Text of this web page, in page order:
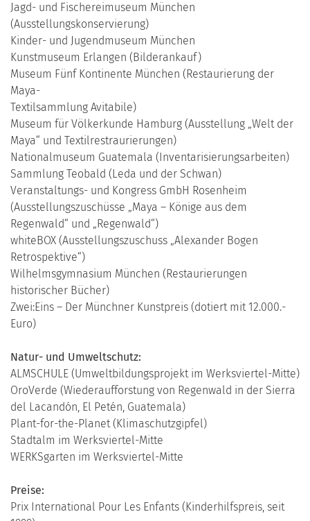
Jagd- und Fischereimuseum München
(Ausstellungskonservierung)
Kinder- und Jugendmuseum München
Kunstmuseum Erlangen (Bilderankauf)
Museum Fünf Kontinente München (Restaurierung der
Maya-
Textilsammlung Avitabile)
Museum für Völkerkunde Hamburg (Ausstellung „Welt der
Maya“ und Textilrestraurierungen)
Nationalmuseum Guatemala (Inventarisierungsarbeiten)
Sammlung Teobald (Leda und der Schwan)
Veranstaltungs- und Kongress GmbH Rosenheim
(Ausstellungszuschüsse „Maya – Könige aus dem
Regenwald“ und „Regenwald“)
whiteBOX (Ausstellungszuschuss „Alexander Bogen
Retrospektive“)
Wilhelmsgymnasium München (Restaurierungen
historischer Bücher)
Zwei:Eins – Der Münchner Kunstpreis (dotiert mit 12.000.-
Euro)
Natur- und Umweltschutz:
ALMSCHULE (Umweltbildungsprojekt im Werksviertel-Mitte)
OroVerde (Wiederaufforstung von Regenwald in der Sierra
del Lacandón, El Petén, Guatemala)
Plant-for-the-Planet (Klimaschutzgipfel)
Stadtalm im Werksviertel-Mitte
WERKSgarten im Werksviertel-Mitte
Preise:
Prix International Pour Les Enfants (Kinderhilfspreis, seit